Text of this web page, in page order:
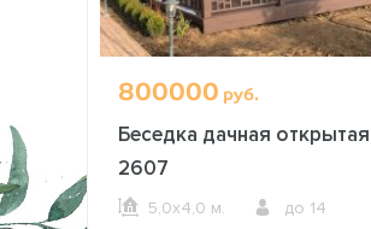
800000 руб.
Беседка дачная открытая
2607
5,0х4,0 м. до 14